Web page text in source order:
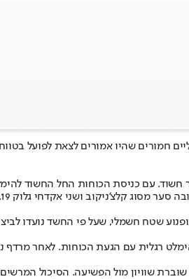
חמורים שהיו אמורים לצאת לפועל
חשוד. עם כניסת הכוחות החל החשוד
רגלית עם הגעת הכוחות. לאחר מרדף
שוויון מול הפשיעה. הסיכול